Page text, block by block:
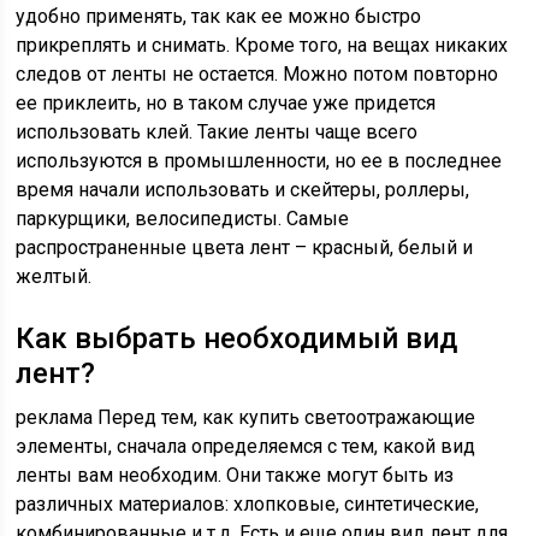
удобно применять, так как ее можно быстро
прикреплять и снимать. Кроме того, на вещах никаких
следов от ленты не остается. Можно потом повторно
ее приклеить, но в таком случае уже придется
использовать клей. Такие ленты чаще всего
используются в промышленности, но ее в последнее
время начали использовать и скейтеры, роллеры,
паркурщики, велосипедисты. Самые
распространенные цвета лент – красный, белый и
желтый.
Как выбрать необходимый вид
лент?
реклама Перед тем, как купить светоотражающие
элементы, сначала определяемся с тем, какой вид
ленты вам необходим. Они также могут быть из
различных материалов: хлопковые, синтетические,